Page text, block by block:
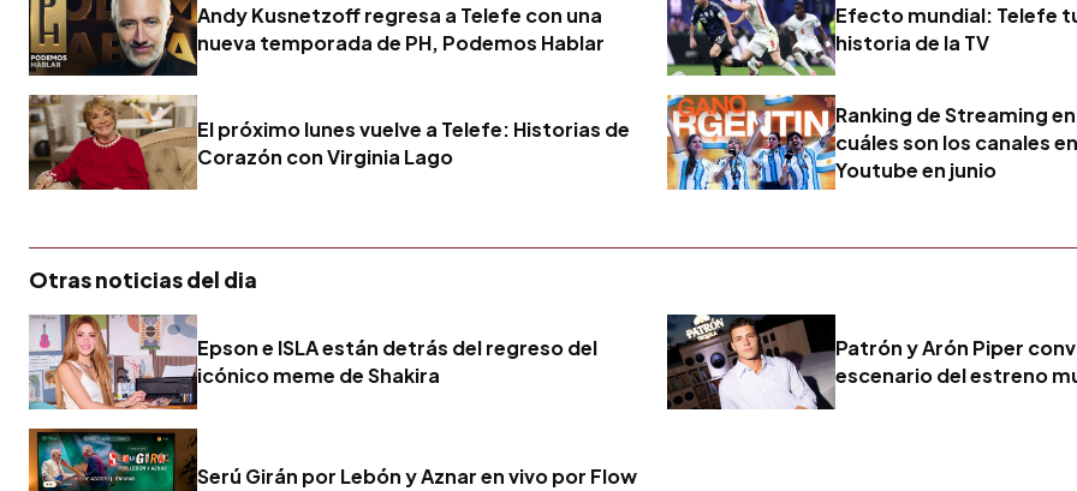
Andy Kusnetzoff regresa a Telefe con una
nueva temporada de PH, Podemos Hablar
Efecto mundial: Telefe
historia de la TV
El próximo lunes vuelve a Telefe: Historias de
Corazón con Virginia Lago
Ranking de Streaming
cuáles son los canales
Youtube en junio
Otras noticias del dia
Epson e ISLA están detrás del regreso del
icónico meme de Shakira
Patrón y Arón Piper
escenario del estreno
Serú Girán por Lebón y Aznar en vivo por Flow